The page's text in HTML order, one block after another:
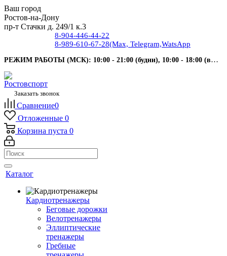
Ваш город
Ростов-на-Дону
пр-т Стачки д. 249/1 к.3
8-904-446-44-22
8-989-610-67-28(Max, Telegram,WatsApp
РЕЖИМ РАБОТЫ (МСК): 10:00 - 21:00 (будни), 10:00 - 18:00 (выходные).
Заказать звонок
Сравнение0
Отложенные 0
Корзина пуста 0
Каталог
Кардиотренажеры
Беговые дорожки
Велотренажеры
Эллиптические
тренажеры
Гребные